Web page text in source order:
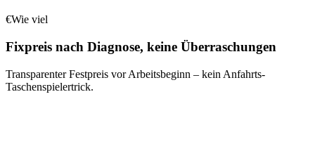
€Wie viel
Fixpreis nach Diagnose, keine Überraschungen
Transparenter Festpreis vor Arbeitsbeginn – kein Anfahrts-
Taschenspielertrick.